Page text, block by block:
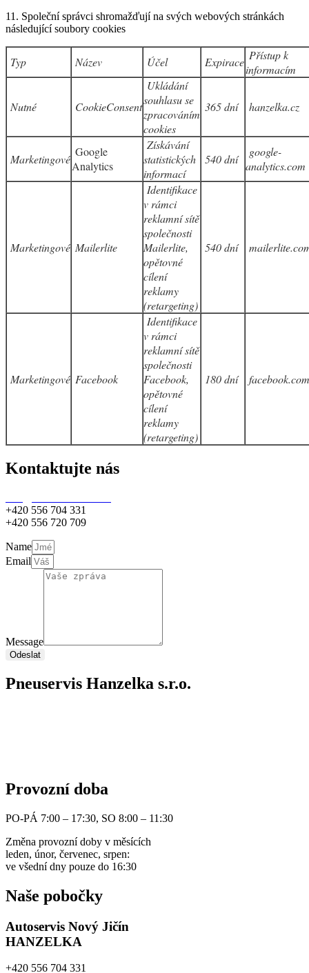
11. Společní správci shromažďují na svých webových stránkách
následující soubory cookies
Typ Název Účel Expirace Přístup k
informacím
Nutné CookieConsent
Ukládání
souhlasu se
zpracováním
cookies
365 dní hanzelka.cz
Marketingové
Google
Analytics
Získávání
statistických
informací
540 dní
google-
analytics.com
Marketingové Mailerlite
Identifikace
v rámci
reklamní sítě
společnosti
Mailerlite,
opětovné
cílení
reklamy
(retargeting)
540 dní
Marketingové Facebook
Identifikace
v rámci
reklamní sítě
společnosti
Facebook,
opětovné
cílení
reklamy
(retargeting)
180 dní facebook.com
Kontaktujte nás
+420 556 704 331
+420 556 720 709
Name
Email
Message
Odeslat
Pneuservis Hanzelka s.r.o.
Provozní doba
PO-PÁ 7:00 – 17:30, SO 8:00 – 11:30
Změna provozní doby v měsících
leden, únor, červenec, srpen:
ve všední dny pouze do 16:30
Naše pobočky
Autoservis Nový Jičín
HANZELKA
+420 556 704 331